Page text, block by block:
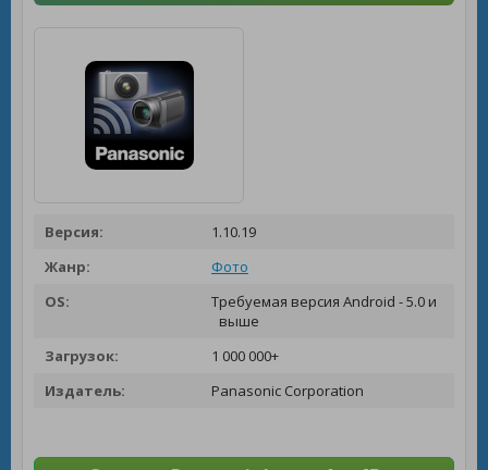
Версия:
1.10.19
Жанр:
Фото
OS:
Требуемая версия Android - 5.0 и
выше
Загрузок:
1 000 000+
Издатель:
Panasonic Corporation